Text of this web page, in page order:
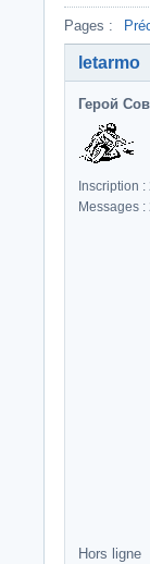
Pages :
letarmo
Герой
Inscription
Messages :
Hors ligne